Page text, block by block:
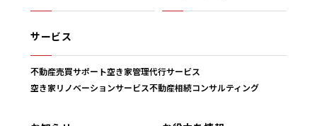
サービス
不動産売買サポート空き家管理代行サービス
空き家リノベーションサービス不動産相続コンサルティング